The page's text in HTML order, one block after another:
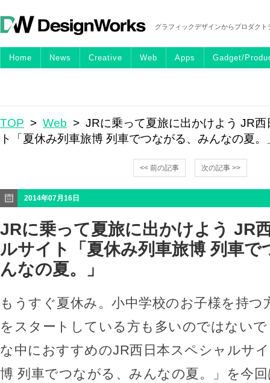
グラフィックデザインからプロダク
Home News Creative Web Apps Gadget/
TOP > Web > JRに乗って夏旅に出かけよう JR西
ト「夏休み列車旅博 列車でつながる、みんなの夏。
<< 前の記事 次の記事 >>
2014年07月16日
JRに乗って夏旅に出かけよう JR
ルサイト「夏休み列車旅博 列車で
んなの夏。」
もうすぐ夏休み。小中学校のお子様を持つ
をスタートしている方も多いのではない
な中におすすめのJR西日本スペシャルサ
博 列車でつながる、みんなの夏。」を今